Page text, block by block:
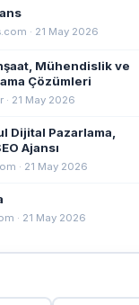
· 21 May 2026
Mühendislik ve
Çözümleri
21 May 2026
Dijital Pazarlama,
Ajansı
· 21 May 2026
· 21 May 2026